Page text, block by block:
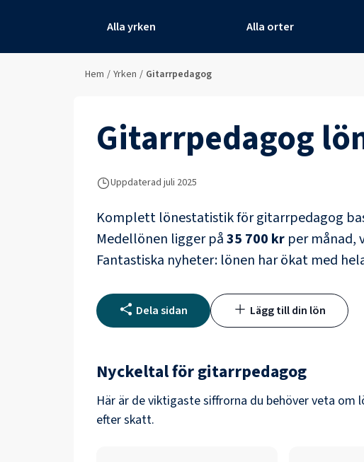
Alla yrken Alla orter
Hem / Yrken / Gitarrpedagog
Gitarrpedagog
Uppdaterad juli 2025
Komplett lönestatistik förgitarrpedagog
Medellönen ligger på35 700 kr per månad,
Fantastiska nyheter: lönen har ökat med
Dela sidan Lägg till din lön
Nyckeltal förgitarrpedagog
Här är de viktigaste siffrorna du behöver veta om
efter skatt.